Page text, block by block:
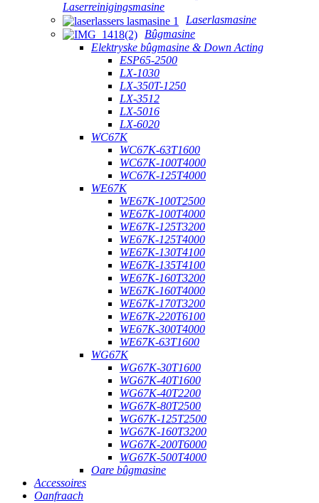
Laserreinigingsmasine
Laserlasmasine
Bûgmasine
Elektryske bûgmasine & Down Acting
ESP65-2500
LX-1030
LX-350T-1250
LX-3512
LX-5016
LX-6020
WC67K
WC67K-63T1600
WC67K-100T4000
WC67K-125T4000
WE67K
WE67K-100T2500
WE67K-100T4000
WE67K-125T3200
WE67K-125T4000
WE67K-130T4100
WE67K-135T4100
WE67K-160T3200
WE67K-160T4000
WE67K-170T3200
WE67K-220T6100
WE67K-300T4000
WE67K-63T1600
WG67K
WG67K-30T1600
WG67K-40T1600
WG67K-40T2200
WG67K-80T2500
WG67K-125T2500
WG67K-160T3200
WG67K-200T6000
WG67K-500T4000
Oare bûgmasine
Accessoires
Oanfraach